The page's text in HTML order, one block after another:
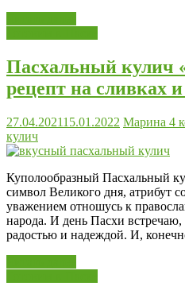
Пасхальный кулич
рецепт на сливках
27.04.202115.01.2022 Марина 4
кулич
Куполообразный Пасхальный
символ Великого дня, атрибут
уважением отношусь к
народа. И день Пасхи
радостью и надеждой. И,